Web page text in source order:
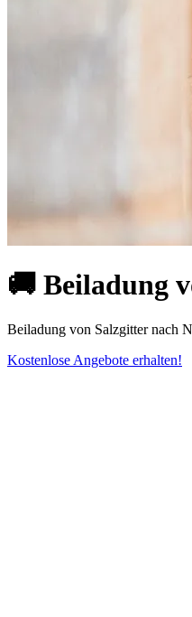
🚚 Beiladung
Beiladung von Salzgitter nach
Kostenlose Angebote erhalten!